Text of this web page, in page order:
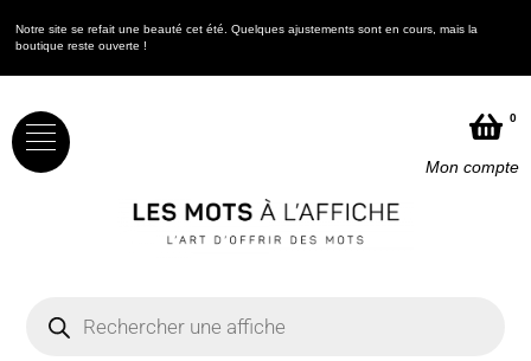
Notre site se refait une beauté cet été. Quelques ajustements sont en cours, mais la
boutique reste ouverte !
0
Mon compte